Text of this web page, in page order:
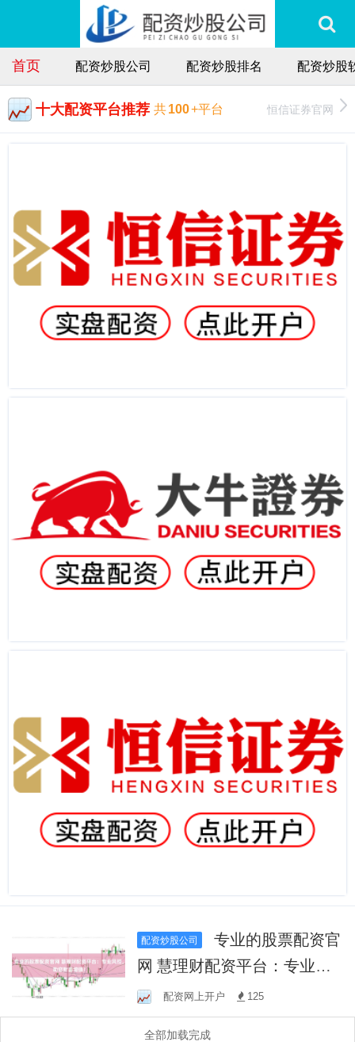
首页 配资炒股公司 配资炒股排名 配资炒股
十大配资平台推荐 共100+平台 恒信证券官网
配资炒股公司
专业的股票配资官
网 慧理财配资平台：专业风
控，助您财富增值！
配资网上开户 125
全部加载完成